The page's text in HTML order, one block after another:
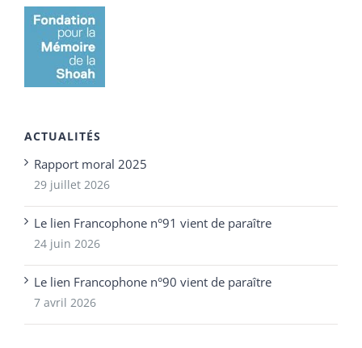
ACTUALITÉS
Rapport moral 2025
29 juillet 2026
Le lien Francophone n°91 vient de paraître
24 juin 2026
Le lien Francophone n°90 vient de paraître
7 avril 2026